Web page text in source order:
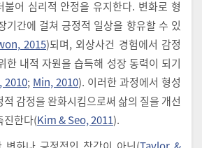
어 심리적 안정을 유지한다. 변화로 형
기간에 걸쳐 긍정적 일상을 향유할 수 있
2015)되며, 외상사건 경험에서 감정
한 내적 자원을 습득해 성장 동력이 되기
2010; Min, 2010). 이러한 과정에서 형성
감정을 완화시킴으로써 삶의 질을 개선
진한다(Kim & Seo, 2011).